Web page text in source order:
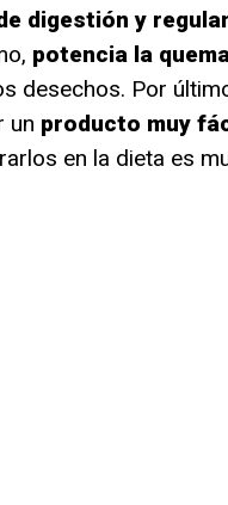
digestión y
potencia la
desechos. Por
un producto muy
en la dieta es